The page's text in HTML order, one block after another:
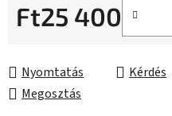
Ft25 400
Nyomtatás Kérdés
Megosztás